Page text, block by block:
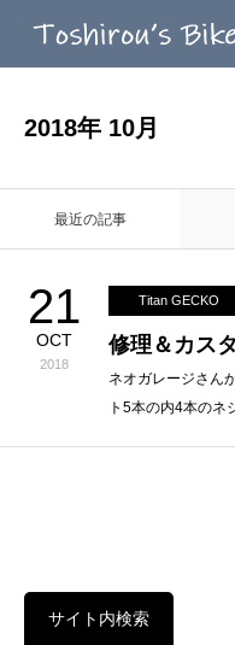
2018年 10月
最近の記事
21
OCT
2018
Titan GECKO
修理＆カス
ネオガレージさん
ト5本の内4本の
サイト内検索
CONTACT